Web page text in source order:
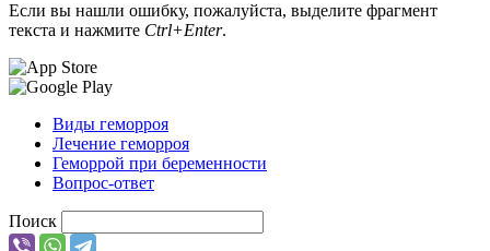
Если вы нашли ошибку, пожалуйста, выделите фрагмент
текста и нажмите Ctrl+Enter.
Виды геморроя
Лечение геморроя
Геморрой при беременности
Вопрос-ответ
Поиск